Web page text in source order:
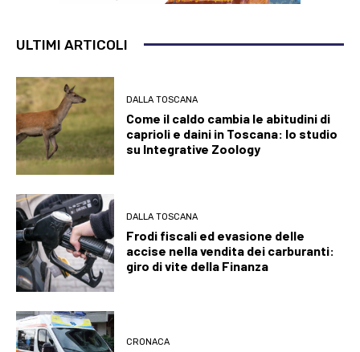
ULTIMI ARTICOLI
DALLA TOSCANA
Come il caldo cambia le abitudini di
caprioli e daini in Toscana: lo studio
su Integrative Zoology
DALLA TOSCANA
Frodi fiscali ed evasione delle
accise nella vendita dei carburanti:
giro di vite della Finanza
CRONACA